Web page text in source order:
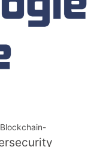
Blockchain-